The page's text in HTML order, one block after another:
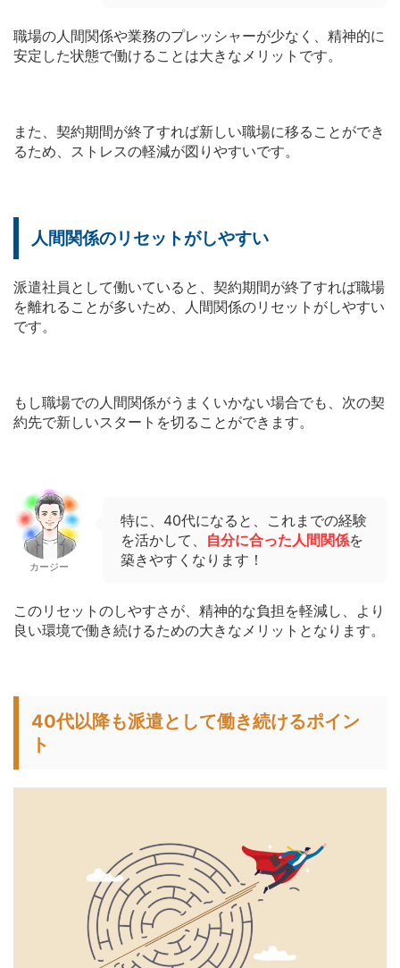
職場の人間関係や業務のプレッシャーが少なく、精神的に
安定した状態で働けることは大きなメリットです。
また、契約期間が終了すれば新しい職場に移ることができ
るため、ストレスの軽減が図りやすいです。
人間関係のリセットがしやすい
派遣社員として働いていると、契約期間が終了すれば職場
を離れることが多いため、人間関係のリセットがしやすい
です。
もし職場での人間関係がうまくいかない場合でも、次の契
約先で新しいスタートを切ることができます。
カージー
特に、40代になると、これまでの経験
を活かして、 自分に合った人間関係を
築きやすくなります！
このリセットのしやすさが、精神的な負担を軽減し、より
良い環境で働き続けるための大きなメリットとなります。
40代以降も派遣として働き続けるポイン
ト